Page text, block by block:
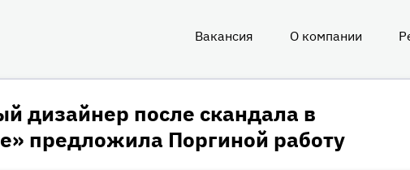
Вакансия О компании
дизайнер после скандала в
предложила Поргиной работу